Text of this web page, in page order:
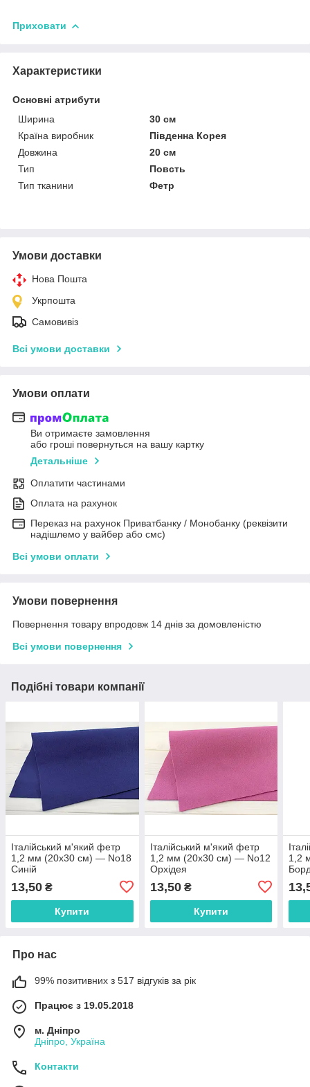
Приховати
Характеристики
Основні атрибути
Ширина
30 см
Країна виробник
Південна Корея
Довжина
20 см
Тип
Повсть
Тип тканини
Фетр
Умови доставки
Нова Пошта
Укрпошта
Самовивіз
Всі умови доставки
Умови оплати
Ви отримаєте замовлення
або гроші повернуться на вашу картку
Детальніше
Оплатити частинами
Оплата на рахунок
Переказ на рахунок Приватбанку / Монобанку (реквізити
надішлемо у вайбер або смс)
Всі умови оплати
Умови повернення
Повернення товару впродовж 14 днів за домовленістю
Всі умови повернення
Подібні товари компанії
Італійський м'який фетр
1,2 мм (20х30 см) — No18
Синій
13,50 ₴
Купити
Італійський м'який фетр
1,2 мм (20х30 см) — No12
Орхідея
13,50₴
Купити
1,2
Про нас
99% позитивних з 517 відгуків за рік
Працює з 19.05.2018
м. Дніпро
Дніпро, Україна
Контакти